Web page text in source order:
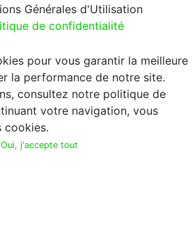
Générales d'Utilisation
de confidentialité
pour vous garantir la meilleure
la performance de notre site.
consultez notre politique de
votre navigation, vous
cookies.
Oui, j'accepte tout